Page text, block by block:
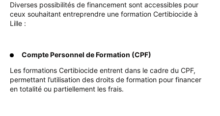
Diverses possibilités de financement sont accessibles pour
ceux souhaitant entreprendre une formation Certibiocide à
Lille :
Compte Personnel de Formation (CPF)
Les formations Certibiocide entrent dans le cadre du CPF,
permettant l’utilisation des droits de formation pour financer
en totalité ou partiellement les frais.